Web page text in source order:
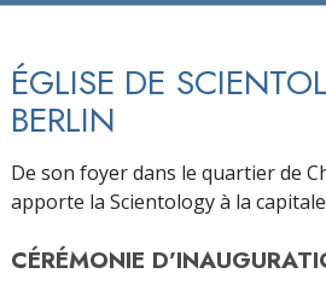
ÉGLISE DE
BERLIN
De son foyer dans le quartier de
apporte la Scientology à la
CÉRÉMONIE D’